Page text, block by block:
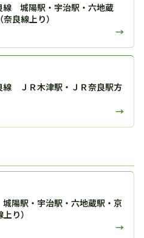
線 城陽駅・宇治駅・六地蔵
良線上り）
→
線 ＪＲ木津駅・ＪＲ奈良駅方
→
陽駅・宇治駅・六地蔵駅・京
り）
→